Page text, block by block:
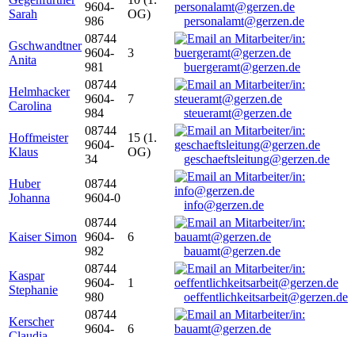
Sarah
9604-
986
OG)
personalamt@gerzen.de
Gschwandtner
Anita
08744
9604-
981
3
buergeramt@gerzen.de
Helmhacker
Carolina
08744
9604-
984
7
steueramt@gerzen.de
Hoffmeister
Klaus
08744
9604-
34
15 (1.
OG)
geschaeftsleitung@gerzen.de
Huber
Johanna
08744
9604-0
info@gerzen.de
Kaiser Simon
08744
9604-
982
6
bauamt@gerzen.de
Kaspar
Stephanie
08744
9604-
980
1
oeffentlichkeitsarbeit@gerzen.de
Kerscher
08744
9604-
6